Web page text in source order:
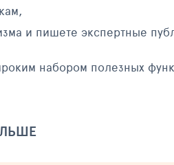
и пишете экспертные
набором полезных